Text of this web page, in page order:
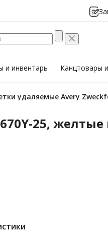
и инвентарь Канцтовары
удаляемые Avery
25,